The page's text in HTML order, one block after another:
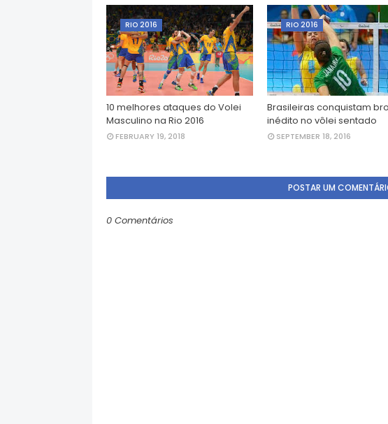
RIO 2016
10 melhores ataques do Volei
Masculino na Rio 2016
FEBRUARY 19, 2018
RIO 2016
Brasileiras conquistam
inédito no vôlei sentado
SEPTEMBER 18, 2016
POSTAR UM
0 Comentários